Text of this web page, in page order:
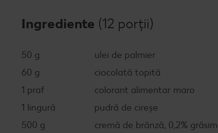
Ingrediente (12 porții)
50 g
ulei de palmier
60 g
ciocolată topită
1 praf
colorant alimentar maro
1 lingură
pudră de cireșe
500 g
cremă de brânză, 0,2%